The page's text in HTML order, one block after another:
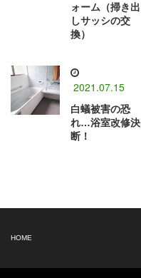
ォーム（掃き出
しサッシの交
換）
2021.07.15
白蟻被害の恐
れ…浴室改修決
断！
HOME